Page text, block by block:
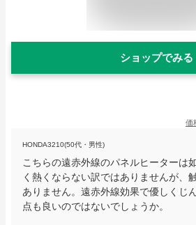
ショップでみる
価
HONDA3210(50代・男性)
こちらの遠赤外線のパネルヒーターは
く熱くならない訳ではありませんが、
ありません。遠赤外線効果で優しくじ
点も良いのではないでしょうか。